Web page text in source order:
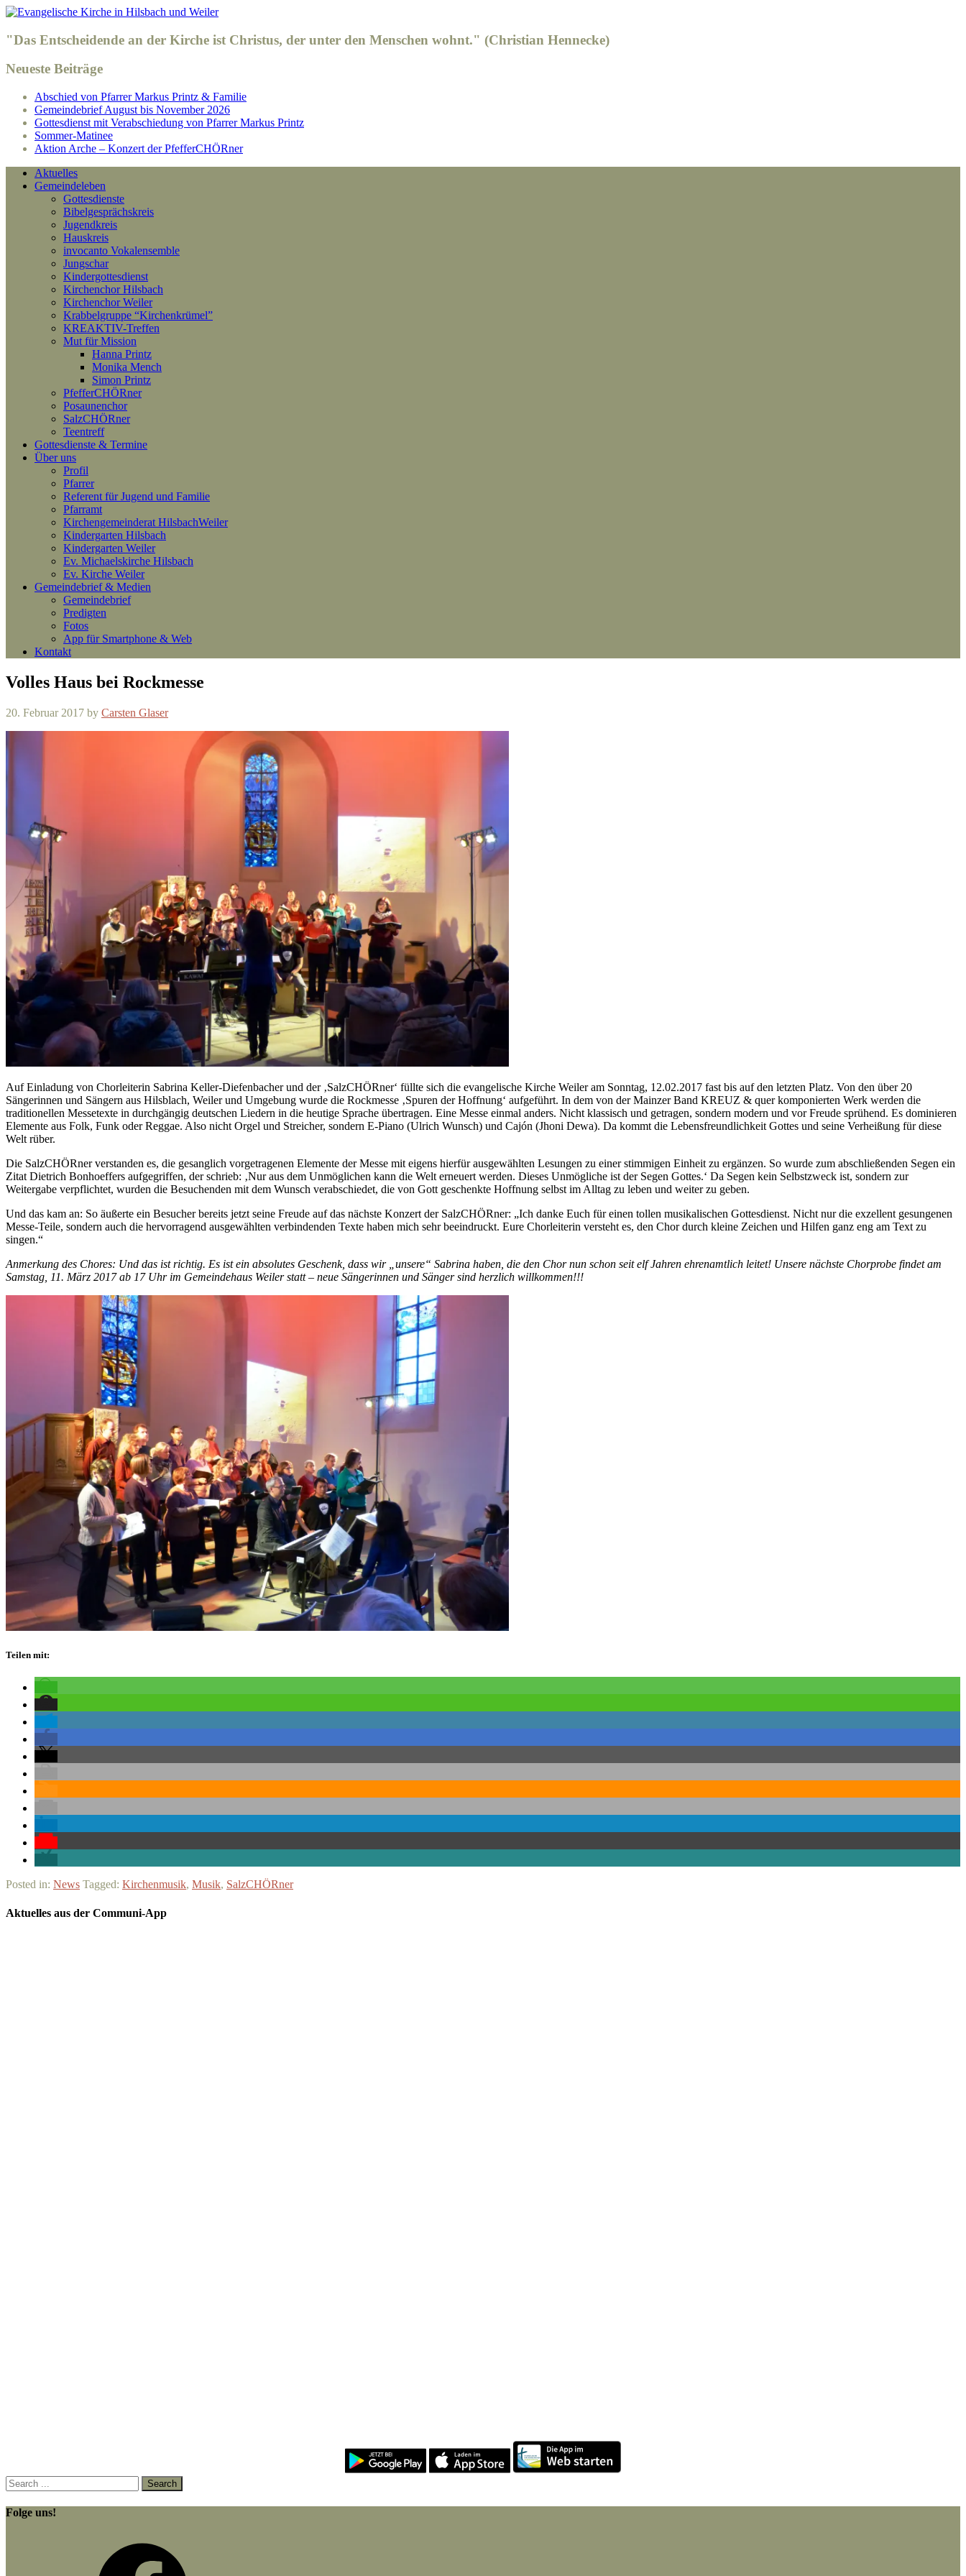
"Das Entscheidende an der Kirche ist Christus, der unter den Menschen wohnt." (Christian Hennecke)
Neueste Beiträge
Abschied von Pfarrer Markus Printz & Familie
Gemeindebrief August bis November 2026
Gottesdienst mit Verabschiedung von Pfarrer Markus Printz
Sommer-Matinee
Aktion Arche – Konzert der PfefferCHÖRner
Aktuelles
Gemeindeleben
Gottesdienste
Bibelgesprächskreis
Jugendkreis
Hauskreis
invocanto Vokalensemble
Jungschar
Kindergottesdienst
Kirchenchor Hilsbach
Kirchenchor Weiler
Krabbelgruppe “Kirchenkrümel”
KREAKTIV-Treffen
Mut für Mission
Hanna Printz
Monika Mench
Simon Printz
PfefferCHÖRner
Posaunenchor
SalzCHÖRner
Teentreff
Gottesdienste & Termine
Über uns
Profil
Pfarrer
Referent für Jugend und Familie
Pfarramt
Kirchengemeinderat HilsbachWeiler
Kindergarten Hilsbach
Kindergarten Weiler
Ev. Michaelskirche Hilsbach
Ev. Kirche Weiler
Gemeindebrief & Medien
Gemeindebrief
Predigten
Fotos
App für Smartphone & Web
Kontakt
Volles Haus bei Rockmesse
20. Februar 2017 by Carsten Glaser
Auf Einladung von Chorleiterin Sabrina Keller-Diefenbacher und der ‚SalzCHÖRner‘ füllte sich die evangelische Kirche Weiler am Sonntag, 12.02.2017 fast bis auf den letzten Platz. Von den über 20
Sängerinnen und Sängern aus Hilsblach, Weiler und Umgebung wurde die Rockmesse ‚Spuren der Hoffnung‘ aufgeführt. In dem von der Mainzer Band KREUZ & quer komponierten Werk werden die
traditionellen Messetexte in durchgängig deutschen Liedern in die heutige Sprache übertragen. Eine Messe einmal anders. Nicht klassisch und getragen, sondern modern und vor Freude sprühend. Es dominieren
Elemente aus Folk, Funk oder Reggae. Also nicht Orgel und Streicher, sondern E-Piano (Ulrich Wunsch) und Cajón (Jhoni Dewa). Da kommt die Lebensfreundlichkeit Gottes und seine Verheißung für diese
Welt rüber.
Die SalzCHÖRner verstanden es, die gesanglich vorgetragenen Elemente der Messe mit eigens hierfür ausgewählten Lesungen zu einer stimmigen Einheit zu ergänzen. So wurde zum abschließenden Segen ein
Zitat Dietrich Bonhoeffers aufgegriffen, der schrieb: ‚Nur aus dem Unmöglichen kann die Welt erneuert werden. Dieses Unmögliche ist der Segen Gottes.‘ Da Segen kein Selbstzweck ist, sondern zur
Weitergabe verpflichtet, wurden die Besuchenden mit dem Wunsch verabschiedet, die von Gott geschenkte Hoffnung selbst im Alltag zu leben und weiter zu geben.
Und das kam an: So äußerte ein Besucher bereits jetzt seine Freude auf das nächste Konzert der SalzCHÖRner: „Ich danke Euch für einen tollen musikalischen Gottesdienst. Nicht nur die exzellent gesungenen
Messe-Teile, sondern auch die hervorragend ausgewählten verbindenden Texte haben mich sehr beeindruckt. Eure Chorleiterin versteht es, den Chor durch kleine Zeichen und Hilfen ganz eng am Text zu
singen.“
Anmerkung des Chores: Und das ist richtig. Es ist ein absolutes Geschenk, dass wir „unsere“ Sabrina haben, die den Chor nun schon seit elf Jahren ehrenamtlich leitet! Unsere nächste Chorprobe findet am
Samstag, 11. März 2017 ab 17 Uhr im Gemeindehaus Weiler statt – neue Sängerinnen und Sänger sind herzlich willkommen!!!
Teilen mit:
Posted in: News Tagged: Kirchenmusik, Musik, SalzCHÖRner
Aktuelles aus der Communi-App
Folge uns!